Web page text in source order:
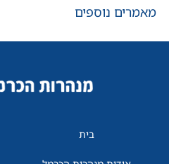
מאמרים נוספים
בית